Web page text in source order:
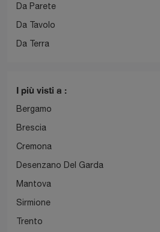
Da Parete
Da Tavolo
Da Terra
I più visti a :
Bergamo
Brescia
Cremona
Desenzano Del Garda
Mantova
Sirmione
Trento